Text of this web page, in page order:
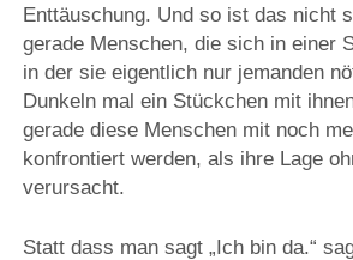
Enttäuschung. Und so ist das nicht
gerade Menschen, die sich in einer
in der sie eigentlich nur jemanden
Dunkeln mal ein Stückchen mit
gerade diese Menschen mit noch
konfrontiert werden, als ihre Lage
verursacht.
Statt dass man sagt „Ich bin da.“